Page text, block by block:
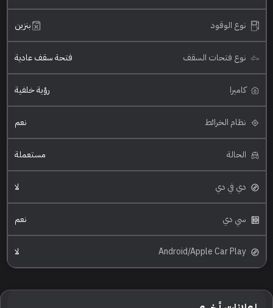
نوع الوقود بنزين
نوع فتحات السقف فتحة سقف عادية
كاميرا رؤية خلفية
نظام الخرائط نعم
الحالة مستعملة
دي في دي لا
سي دي نعم
Android/Apple Car Play لا